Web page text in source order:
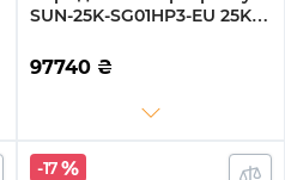
SUN-25K-SG01HP3-EU 25KW
220/380V Трифазний
97740 ₴
-17